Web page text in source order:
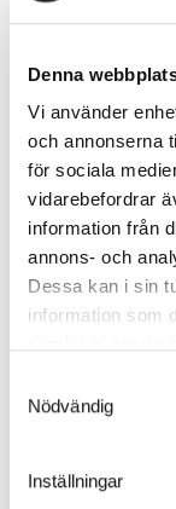
Denna
Vi använder
och annonserna
för sociala
vidarebefordrar
information från
annons- och
Dessa kan i sin
information som
Nödvändig
Inställningar
Rett til
Rett til sletting
Rett til
Berettiget
Rett til
Behandling av